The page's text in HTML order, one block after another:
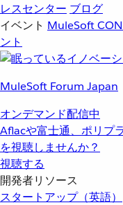
レスセンター ブログ
イベント MuleSoft
ント
MuleSoft Forum Japan
オンデマンド配信中
Aflacや富士通、ポリプ
を視聴しませんか？
視聴する
開発者リソース
スタートアップ（英語）